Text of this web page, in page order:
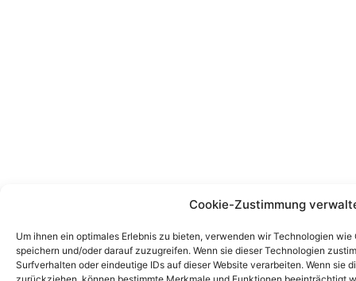
Cookie-Zustimmung
Um ihnen ein optimales Erlebnis zu bieten, verwenden wir Technologien
speichern und/oder darauf zuzugreifen. Wenn sie dieser Technologien
Surfverhalten oder eindeutige IDs auf dieser Website verarbeiten. Wenn sie